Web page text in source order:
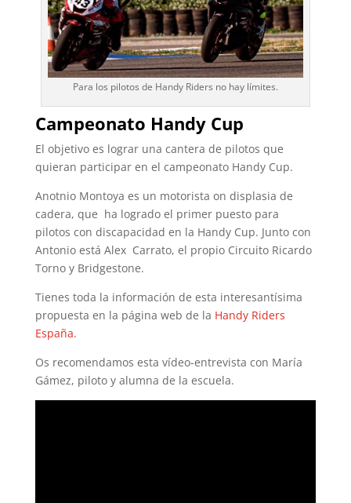
Para los pilotos de Handy Riders no hay límites.
Campeonato Handy Cup
El objetivo es lograr una cantera de pilotos que
quieran participar en el campeonato Handy Cup.
Anotnio Montoya es un motorista on displasia de
cadera, que ha logrado el primer puesto para
pilotos con discapacidad en la Handy Cup. Junto con
Antonio está Alex Carrato, el propio Circuito Ricardo
Torno y Bridgestone.
Tienes toda la información de esta interesantísima
propuesta en la página web de la Handy Riders
España.
Os recomendamos esta vídeo-entrevista con María
Gámez, piloto y alumna de la escuela.